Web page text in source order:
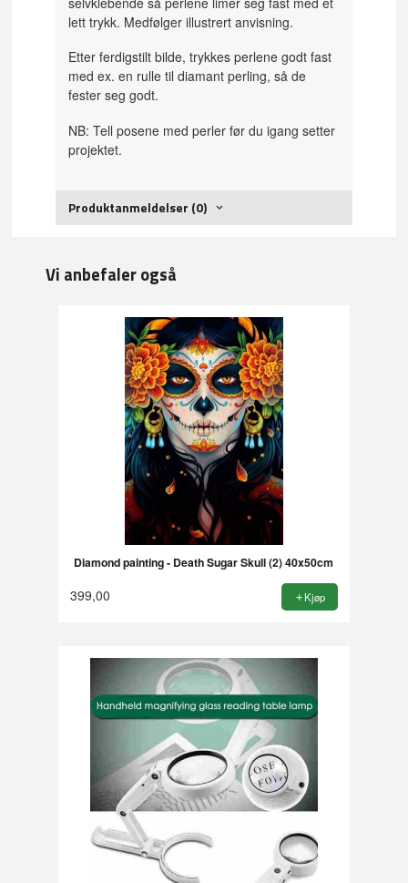
lett trykk. Medfølger illustrert anvisning.
Etter ferdigstilt bilde, trykkes perlene godt fast
med ex. en rulle til diamant perling, så de
fester seg godt.
NB: Tell posene med perler før du igang setter
projektet.
Produktanmeldelser (0)
Vi anbefaler også
Diamond painting - Death Sugar Skull (2) 40x50cm
399,00 Kjøp